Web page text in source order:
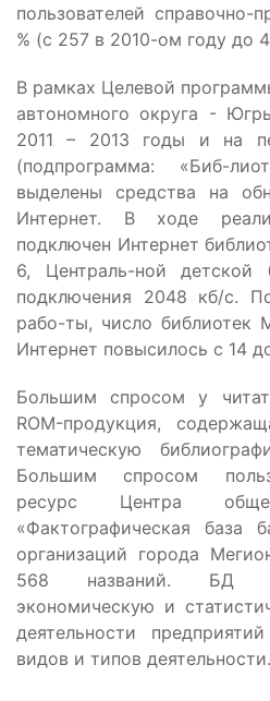
пользователей
% (с 257 в 2010-ом году до
В рамках Целевой
автономного округа -
2011 – 2013 годы и на
(подпрограмма: «Биб-
выделены средства на
Интернет. В ходе
подключен Интернет
6, Централь-ной детской
подключения 2048 кб/с.
рабо-ты, число
Интернет повысилось с 14
Большим спросом у
ROM-продукция,
тематическую
Большим спросом
ресурс Центра
«Фактографическая база
организаций города
568 названий. БД
экономическую и
деятельности
видов и типов деятельности.